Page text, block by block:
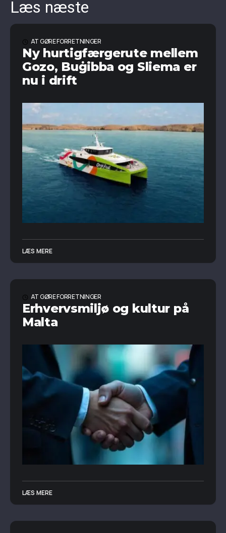
Læs næste
AT GØRE FORRETNINGER
Ny hurtigfærgerute mellem
Gozo, Buġibba og Sliema er
nu i drift
LÆS MERE
AT GØRE FORRETNINGER
Erhvervsmiljø og kultur på
Malta
LÆS MERE